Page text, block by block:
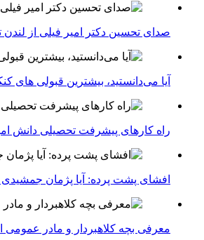
صدای تحسین دکتر امیر فیلی از لندن
آیا می‌دانستید، بیشترین قبولی های
راه کارهای پیشرفت تحصیلی دانش
افشای پشت پرده: آیا پژمان جمشیدی
معرفی بچه کلاهبردار و مادر